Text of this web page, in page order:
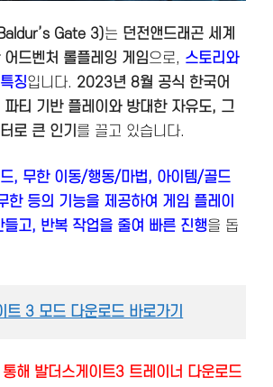
Gate 3)는 던전앤드래곤 세계
드벤처 롤플레잉 게임으로, 스토리와
징입니다. 2023년 8월 공식 한국어
파티 기반 플레이와 방대한 자유도, 그
로 큰 인기 를 끌고 있습니다.
, 무한 이동/행동/마법, 아이템/골드
한 등의 기능을 제공하여 게임 플레이
들고, 반복 작업을 줄여 빠른 진행을 돕
트 3 모드 다운로드 바로가기
해 발더스게이트3 트레이너 다운로드